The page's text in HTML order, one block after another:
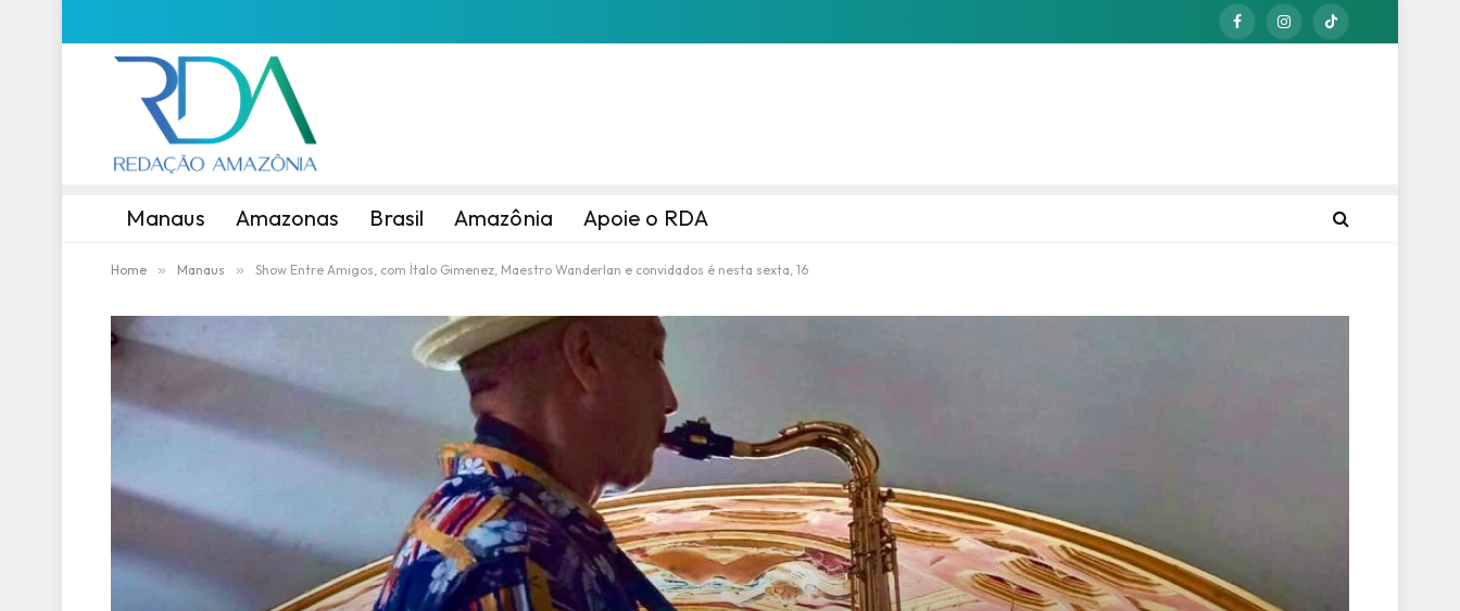
FacebookInstagramTikTok
Manaus Amazonas Brasil Amazônia Apoie o RDA
Home » Manaus » Show Entre Amigos, com Ítalo Gimenez, Maestro Wanderlan e convidados é nesta sexta, 16